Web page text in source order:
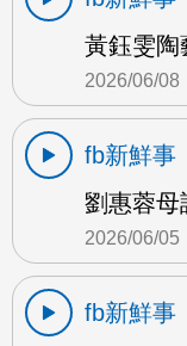
黃鈺雯陶
2026/06/08
fb新鮮事
劉惠蓉母
2026/06/05
fb新鮮事